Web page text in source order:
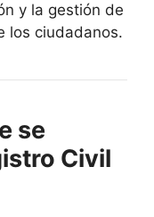
y la gestión de
los ciudadanos.
se
Civil